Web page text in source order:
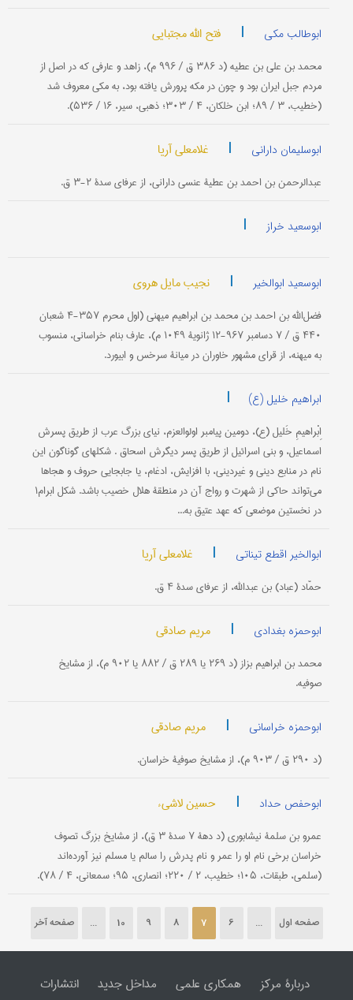
ابوطالب مکی | فتح الله مجتبایی
محمد بن علی بن عطیه (د ۳۸۶ ق / ۹۹۶ م)، زاهد و عارفی که در اصل از
مردم جبل ایران بود و چون در مکه پرورش یافته بود، به مکی معروف شد
(خطیب، ۳ / ۸۹؛ ابن خلکان، ۴ / ۳۰۳؛ ذهبی، سیر، ۱۶ / ۵۳۶).
ابوسلیمان دارانی | غلامعلی آریا
عبدالرحمن بن احمد بن عطیۀ عنسی دارانی، از عرفای سدۀ ۲-۳ ق.
ابوسعید خراز |
ابوسعید ابوالخیر | نجیب مایل هروی
فضل‌الله بن احمد بن محمد بن ابراهیم میهنی (اول محرم ۳۵۷-۴ شعبان
۴۴۰ ق / ۷ دسامبر ۹۶۷-۱۲ ژانویۀ ۱۰۴۹ م)، عارف بنام خراسانی، منسوب
به میهنه، از قرای مشهور خاوران در میانۀ سرخس و ابیورد.
ابراهیم خلیل (ع) |
اِبْراهیمِ خَلیل (ع)، دومین پیامبر اولوالعزم، نیای بزرگ عرب از طریق پسرش
اسماعیل، و بنی اسرائیل از طریق پسر دیگرش اسحاق . شكلهای گوناگون این
نام در منابع دینی و غیردینی، با افزایش، ادغام، یا جابجایی حروف و هجاها
می‌تواند حاكی از شهرت و رواج آن در منطقۀ هلال خصیب باشد. شكل ابرام۱
در نخستین موضعی كه عهد عتیق به...
ابوالخیر اقطع تیناتی | غلامعلی آریا
حمّاد (عباد) بن عبدالله، از عرفای سدۀ ۴ ق.
ابوحمزه بغدادی | مریم صادقی
محمد بن ابراهیم بزاز (د ۲۶۹ یا ۲۸۹ ق / ۸۸۲ یا ۹۰۲ م)، از مشایخ
صوفیه.
ابوحمزه خراسانی | مریم صادقی
(د ۲۹۰ ق / ۹۰۳ م)، از مشایخ صوفیۀ خراسان.
ابوحفص حداد | حسین لاشیء
عمرو بن سلمۀ نیشابوری (د دهۀ ۷ سدۀ ۳ ق)، از مشایخ بزرگ تصوف
خراسان برخی نام او را عمر و نام پدرش را سالم یا مسلم نیز آورده‌اند
(سلمی، طبقات، ۱۰۵؛ خطیب، ۲ / ۲۲۰؛ انصاری، ۹۵؛ سمعانی، ۴ / ۷۸).
صفحه اول ...
6
7
8
9
10
... صفحه آخر
دربارۀ مرکز همکاری علمی مداخل جدید انتشارات